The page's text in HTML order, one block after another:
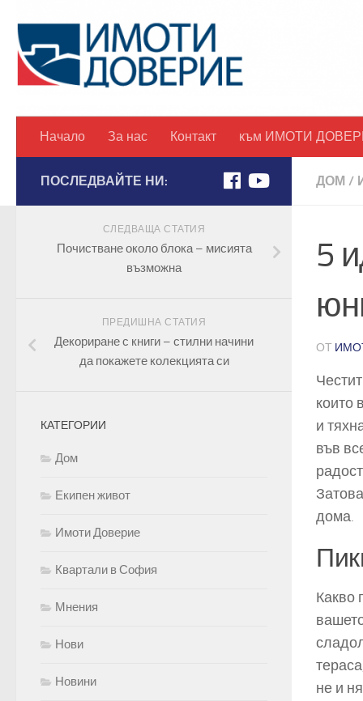
Начало За нас Контакт към ИМОТИ
ДОМ /
5
ОТ
които
и
във
дома.
Какво
не и
ПОСЛЕДВАЙТЕ НИ:
СЛЕДВАЩА СТАТИЯ
Почистване около блока – мисията
възможна
ПРЕДИШНА СТАТИЯ
Декориране с книги – стилни начини
да покажете колекцията си
КАТЕГОРИИ
Дом
Екипен живот
Имоти Доверие
Квартали в София
Мнения
Нови
Новини